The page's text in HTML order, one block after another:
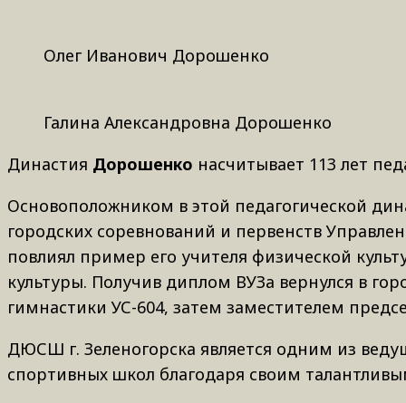
Олег Иванович Дорошенко
Галина Александровна Дорошенко
Династия Дорошенко насчитывает 113 лет
Основоположником в этой педагогической
городских соревнований и первенств
повлиял пример его учителя физической
культуры. Получив диплом ВУЗа вернулся в
гимнастики УС-604, затем заместителем
ДЮСШ г. Зеленогорска является одним из
спортивных школ благодаря своим